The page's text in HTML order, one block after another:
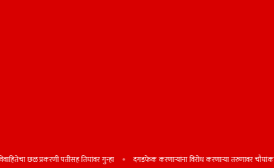
छळ प्रकरणी पतीसह तिघांवर गुन्हा दगडफेक करणार्‍यांना विरोध करणार्‍या तरुणावर चौघांकडून